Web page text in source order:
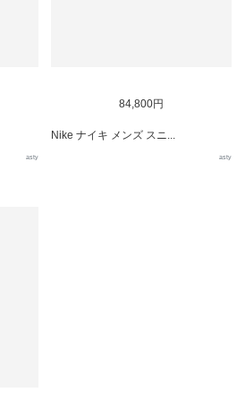
asty
84,800円
Nike ナイキ メンズ スニ...
asty